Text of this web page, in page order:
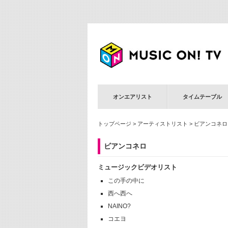
オンエアリスト タイムテーブル
トップページ > アーティストリスト > ビアンコネロ
ビアンコネロ
ミュージックビデオリスト
この手の中に
西へ西へ
NAINO?
コエヨ